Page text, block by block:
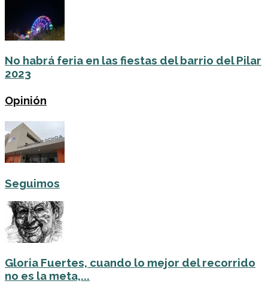
No habrá feria en las fiestas del barrio del Pilar
2023
Opinión
Seguimos
Gloria Fuertes, cuando lo mejor del recorrido
no es la meta,...